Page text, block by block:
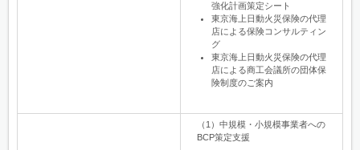
強化計画策定シート
東京海上日動火災保険の代理
店による保険コンサルティン
グ
東京海上日動火災保険の代理
店による商工会議所の団体保
険制度のご案内
（1）中規模・小規模事業者への
BCP策定支援